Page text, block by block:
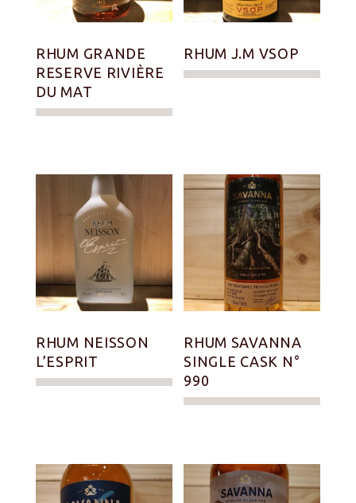
RHUM GRANDE
RESERVE RIVIÈRE
DU MAT
RHUM J.M VSOP
RHUM NEISSON
L’ESPRIT
RHUM SAVANNA
SINGLE CASK N°
990